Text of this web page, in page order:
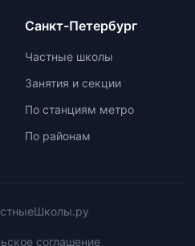
Санкт-Петербург
Частные школы
Занятия и секции
По станциям метро
По районам
соглашение